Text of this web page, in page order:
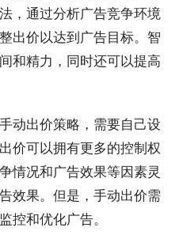
，通过分析广告竞争环境
出价以达到广告目标。智
和精力，同时还可以提高
动出价策略，需要自己设
价可以拥有更多的控制权
情况和广告效果等因素灵
效果。但是，手动出价需
控和优化广告。